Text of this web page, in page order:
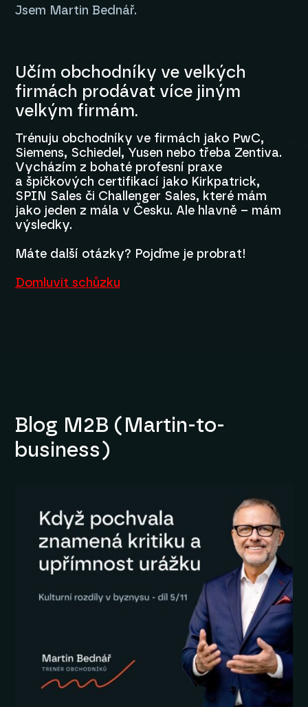
Jsem Martin Bednář.
Učím obchodníky ve velkých
firmách prodávat více jiným
velkým firmám.
Trénuju obchodníky ve firmách jako PwC,
Siemens, Schiedel, Yusen nebo třeba Zentiva.
Vycházím z bohaté profesní praxe
a špičkových certifikací jako Kirkpatrick,
SPIN Sales či Challenger Sales, které mám
jako jeden z mála v Česku. Ale hlavně – mám
výsledky.
Máte další otázky? Pojďme je probrat!
Domluvit schůzku
Blog M2B (Martin-to-
business)